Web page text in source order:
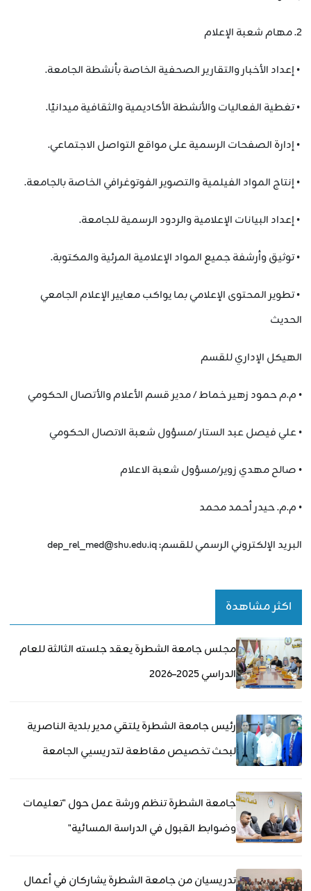
2. مهام شعبة الإعلام
• إعداد الأخبار والتقارير الصحفية الخاصة بأنشطة الجامعة.
• تغطية الفعاليات والأنشطة الأكاديمية والثقافية ميدانيًا.
• إدارة الصفحات الرسمية على مواقع التواصل الاجتماعي.
• إنتاج المواد الفيلمية والتصوير الفوتوغرافي الخاصة بالجامعة.
• إعداد البيانات الإعلامية والردود الرسمية للجامعة.
• توثيق وأرشفة جميع المواد الإعلامية المرئية والمكتوبة.
• تطوير المحتوى الإعلامي بما يواكب معايير الإعلام الجامعي
الحديث
الهيكل الإداري للقسم
• م.م حمود زهير خماط / مدير قسم الأعلام والأتصال الحكومي
• علي فيصل عبد الستار /مسؤول شعبة الاتصال الحكومي
• صالح مهدي زوير/مسؤول شعبة الاعلام
• م.م. حيدر أحمد محمد
البريد الإلكتروني الرسمي للقسم: dep_rel_med@shu.edu.iq
اكثر مشاهدة
مجلس جامعة الشطرة يعقد جلسته الثالثة للعام
الدراسي 2025–2026
رئيس جامعة الشطرة يلتقي مدير بلدية الناصرية
لبحث تخصيص مقاطعة لتدريسيي الجامعة
جامعة الشطرة تنظم ورشة عمل حول "تعليمات
وضوابط القبول في الدراسة المسائية"
تدريسيان من جامعة الشطرة يشاركان في أعمال